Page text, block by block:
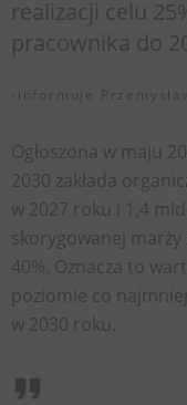
realizacji celu
pracownika do
-informuje
Ogłoszona w maju
2030 zakłada
w 2027 roku i 1,4
skorygowanej marży
40%. Oznacza to
poziomie co
w 2030 roku.